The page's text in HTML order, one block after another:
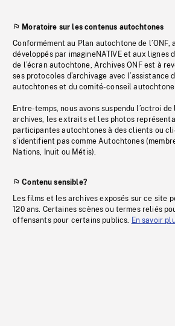
Moratoire sur les contenus autochtones
Conformément au Plan autochtone de l’ONF,
développés par imagineNATIVE et aux lignes
de l’écran autochtone, Archives ONF est à
ses protocoles d’archivage avec l’assistance
autochtones et du comité-conseil autochtone
Entre-temps, nous avons suspendu l’octroi
archives, les extraits et les photos
participantes autochtones à des clients ou
s’identifient pas comme Autochtones
Nations, Inuit ou Métis).
Contenu sensible?
Les films et les archives exposés sur ce site
120 ans. Certaines scènes ou termes reliés
offensants pour certains publics. En savoir